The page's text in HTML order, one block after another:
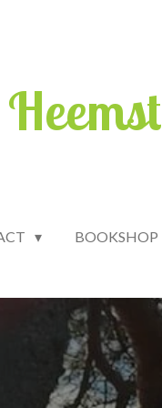
BOOKSHOP